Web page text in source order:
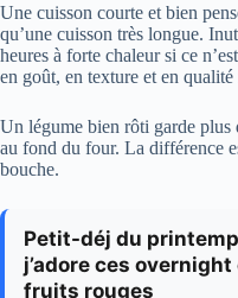
Une cuisson courte et bien
qu’une cuisson très longue.
heures à forte chaleur si ce
en goût, en texture et en
Un légume bien rôti garde plus
au fond du four. La différence
bouche.
Petit-déj du
j’adore ces
fruits rouges